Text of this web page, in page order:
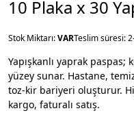
10 Plaka x 30
Stok Miktarı:VARTeslim süresi:
Yapışkanlı yaprak
yüzey sunar. Hastane,
toz-kir bariyeri oluşturur.
kargo, faturalı satış.